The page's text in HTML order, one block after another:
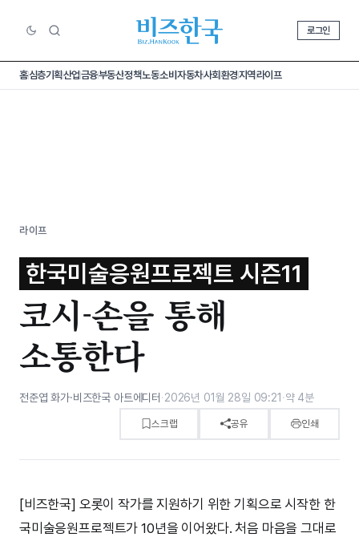
로그인
홈심층기획산업금융부동산정책노동소비 자동차사회환경지역라이프
라이프
한국미술응원프로젝트 시즌11
코시-손을 통해
소통한다
전준엽 화가·비즈한국 아트에디터 ·2026년 01월 28일 09:21 ·약 4분
스크랩 공유 인쇄
[비즈한국] 오롯이 작가를 지원하기 위한 기획으로 시작한 한
국미술응원프로젝트가 10년을 이어왔다. 처음 마음을 그대로